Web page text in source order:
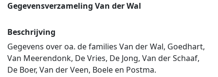
Gegevensverzameling Van der Wal
Beschrijving
Gegevens over oa. de families Van der Wal, Goedhart,
Van Meerendonk, De Vries, De Jong, Van der Schaaf,
De Boer, Van der Veen, Boele en Postma.